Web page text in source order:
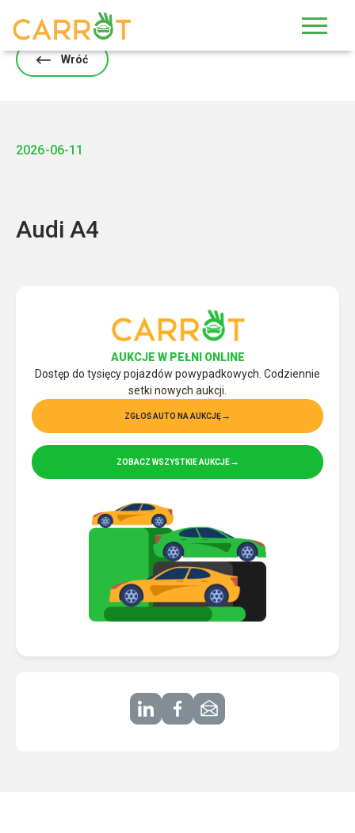
Wróć
2026-06-11
Audi A4
AUKCJE W PEŁNI ONLINE
Dostęp do tysięcy pojazdów powypadkowych. Codziennie
setki nowych aukcji.
ZGŁOŚ AUTO NA AUKCJĘ
ZOBACZ WSZYSTKIE AUKCJE